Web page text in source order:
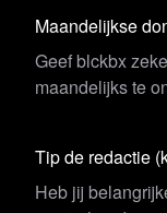
Maandelijkse
Geef blckbx
maandelijks te
Tip de redactie
Heb jij